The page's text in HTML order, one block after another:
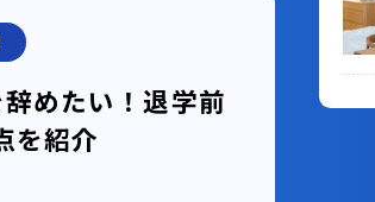
めたい！退学前
を紹介